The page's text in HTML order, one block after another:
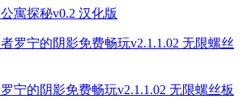
寓探秘v0.2 汉化版
宁的阴影免费畅玩v2.1.1.02 无限螺丝板